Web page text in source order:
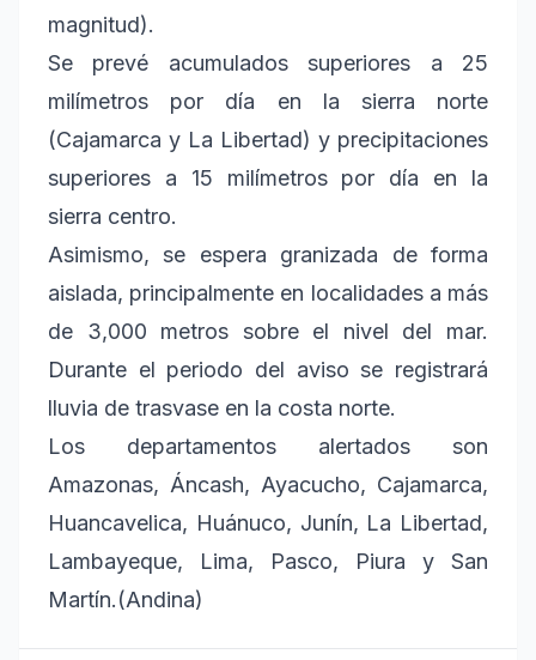
magnitud).
Se prevé acumulados superiores a 25
milímetros por día en la sierra norte
(Cajamarca y La Libertad) y precipitaciones
superiores a 15 milímetros por día en la
sierra centro.
Asimismo, se espera granizada de forma
aislada, principalmente en localidades a más
de 3,000 metros sobre el nivel del mar.
Durante el periodo del aviso se registrará
lluvia de trasvase en la costa norte.
Los departamentos alertados son
Amazonas, Áncash, Ayacucho, Cajamarca,
Huancavelica, Huánuco, Junín, La Libertad,
Lambayeque, Lima, Pasco, Piura y San
Martín.(Andina)